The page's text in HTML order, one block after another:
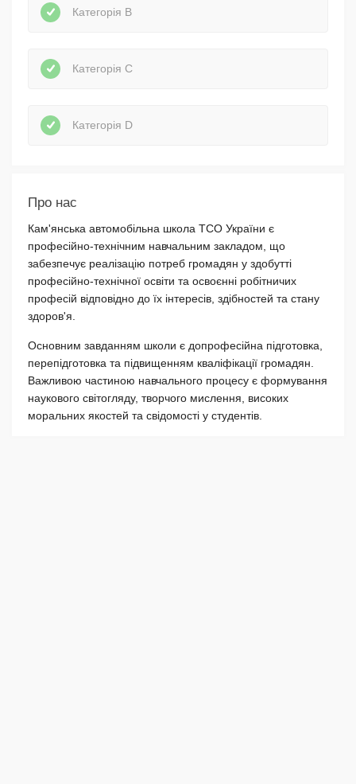
Категорія В
Категорія С
Категорія D
Про нас
Кам'янська автомобільна школа ТСО України є
професійно-технічним навчальним закладом, що
забезпечує реалізацію потреб громадян у здобутті
професійно-технічної освіти та освоєнні робітничих
професій відповідно до їх інтересів, здібностей та стану
здоров'я.
Основним завданням школи є допрофесійна підготовка,
перепідготовка та підвищенням кваліфікації громадян.
Важливою частиною навчального процесу є формування
наукового світогляду, творчого мислення, високих
моральних якостей та свідомості у студентів.